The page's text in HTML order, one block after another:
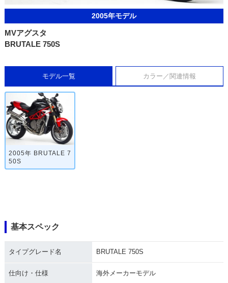
2005年モデル
MVアグスタ
BRUTALE 750S
モデル一覧 カラー／関連情報
2005年 BRUTALE 7
50S
基本スペック
タイプグレード名 BRUTALE 750S
仕向け・仕様 海外メーカーモデル